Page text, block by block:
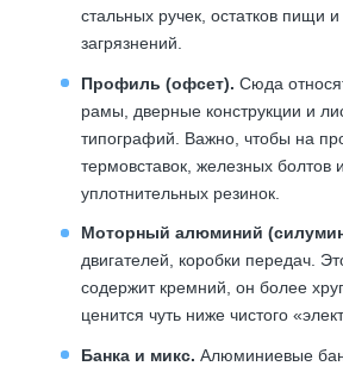
стальных ручек, остатков пищи
загрязнений.
Профиль (офсет). Сюда
рамы, дверные конструкции и
типографий. Важно, чтобы на
термовставок, железных болтов и
уплотнительных резинок.
Моторный алюминий
двигателей, коробки передач.
содержит кремний, он более
ценится чуть ниже чистого
Банка и микс. Алюминиевые